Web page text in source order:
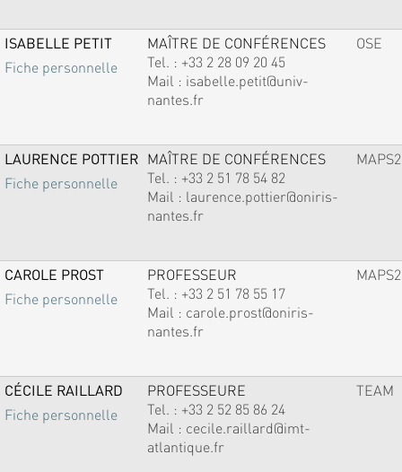
ISABELLE PETIT
Fiche personnelle
MAÎTRE DE CONFÉRENCES
Tel. : +33 2 28 09 20 45
Mail : isabelle.petit@univ-
nantes.fr
OSE
LAURENCE POTTIER
Fiche personnelle
MAÎTRE DE CONFÉRENCES
Tel. : +33 2 51 78 54 82
Mail : laurence.pottier@oniris-
nantes.fr
MAPS2
CAROLE PROST
Fiche personnelle
PROFESSEUR
Tel. : +33 2 51 78 55 17
Mail : carole.prost@oniris-
nantes.fr
MAPS2
CÉCILE RAILLARD
Fiche personnelle
PROFESSEURE
Tel. : +33 2 52 85 86 24
Mail : cecile.raillard@imt-
atlantique.fr
TEAM